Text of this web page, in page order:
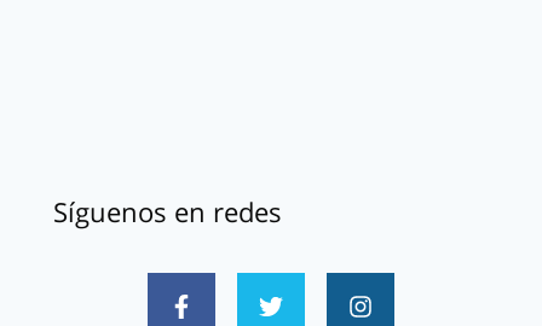
Síguenos en redes